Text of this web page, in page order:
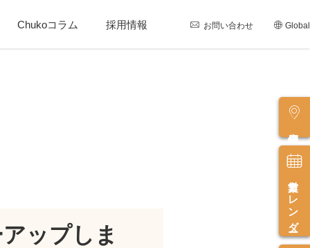
Chukoコラム 採用情報 お問い合わせ Global
営業カレンダー
ップしま